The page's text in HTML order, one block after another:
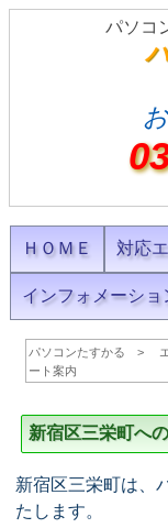
パソコ
ＨＯＭＥ 対応
インフォメーショ
パソコンたすかる
ート案内
新宿区三栄町へ
新宿区三栄町は、
たします。